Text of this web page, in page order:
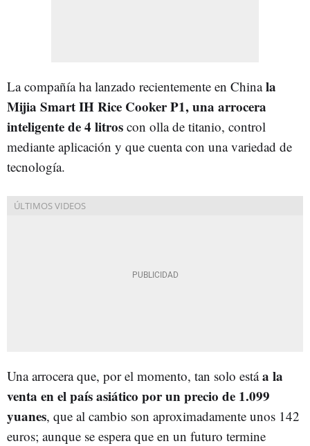
La compañía ha lanzado recientemente en Chinala
Mijia Smart IH Rice Cooker P1, una arrocera
inteligente de 4 litros con olla de titanio, control
mediante aplicación y que cuenta con una variedad de
tecnología.
Una arrocera que, por el momento, tan solo estáa la
venta en el país asiático por un precio de 1.099
yuanes, que al cambio son aproximadamente unos 142
euros; aunque se espera que en un futuro termine